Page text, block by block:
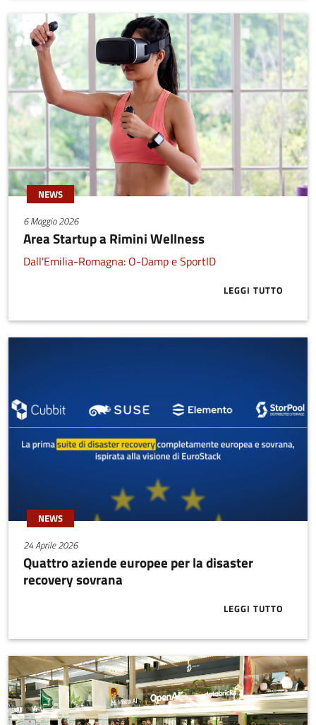
NEWS
6 Maggio 2026
Area Startup a Rimini Wellness
Dall'Emilia-Romagna: O-Damp e SportID
LEGGI TUTTO
ABOUT
NEWS
24 Aprile 2026
Quattro aziende europee per la disaster
recovery sovrana
LEGGI TUTTO
ABOUT